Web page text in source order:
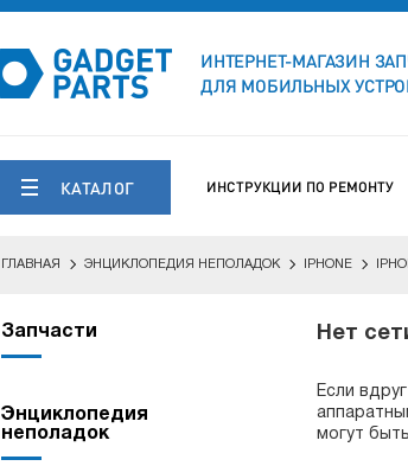
ИНТЕРНЕТ-МАГАЗИН
ДЛЯ МОБИЛЬНЫХ
КАТАЛОГ ИНСТРУКЦИИ ПО РЕМОНТУ
ГЛАВНАЯ ЭНЦИКЛОПЕДИЯ НЕПОЛАДОК IPHONE
Запчасти
Энциклопедия
неполадок
Нет
Если
могут